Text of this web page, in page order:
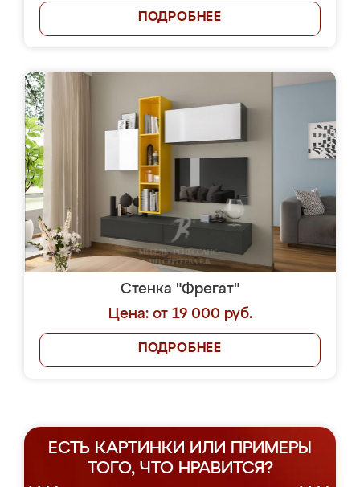
ПОДРОБНЕЕ
Стенка "Фрегат"
Цена: от 19 000 руб.
ПОДРОБНЕЕ
ЕСТЬ КАРТИНКИ ИЛИ ПРИМЕРЫ
ТОГО, ЧТО НРАВИТСЯ?